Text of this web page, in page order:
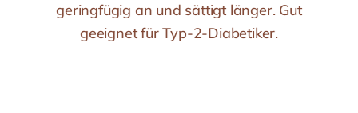
geringfügig an und sättigt länger. Gut
geeignet für Typ-2-Diabetiker.